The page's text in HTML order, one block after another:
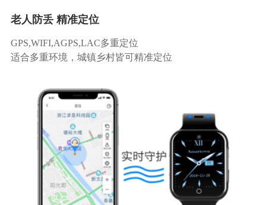
老人防丢 精准定位
GPS,WIFI,AGPS,LAC多重定位
适合多重环境，城镇乡村皆可精准定位